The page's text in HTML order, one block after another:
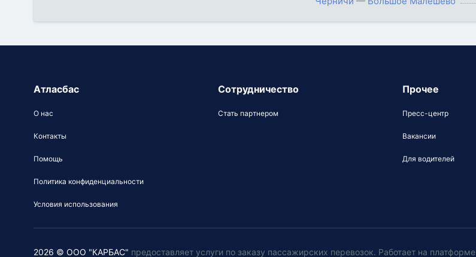
Атласбас
О нас
Контакты
Помощь
Политика конфиденциальности
Условия использования
Сотрудничество
Стать партнером
Прочее
Пресс-центр
Вакансии
Для водителей
2026 © ООО "КАРБАС" предоставляет услуги по заказу пассажирских перевозок. Работает на платформе